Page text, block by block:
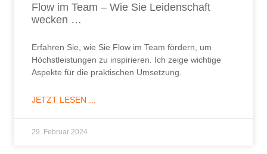
Flow im Team – Wie Sie Leidenschaft
wecken …
Erfahren Sie, wie Sie Flow im Team fördern, um
Höchstleistungen zu inspirieren. Ich zeige wichtige
Aspekte für die praktischen Umsetzung.
JETZT LESEN ...
29. Februar 2024